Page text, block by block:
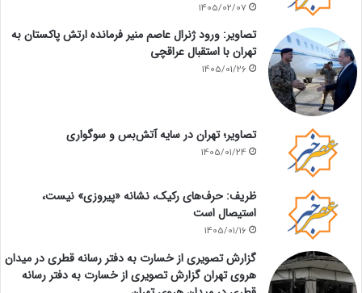
1405/02/07
تصاویر: ورود ژنرال عاصم منیر فرمانده ارتش پاکستان به
تهران با استقبال عراقچی
1405/01/26
تصاویر؛ تهران در سایه آتش‌بس و سوگواری
1405/01/24
ظریف: حرف‌های رکیک، نشانه «پیروزی» نیست،
استیصال است
1405/01/16
گزارش تصویری از خسارت به دفتر رسانه قطری در میدان
هروی تهران گزارش تصویری از خسارت به دفتر رسانه